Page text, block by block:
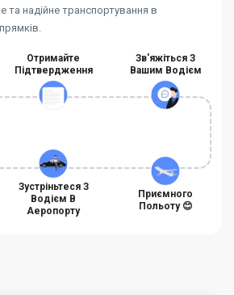
та надійне транспортування в
Отримайте
Підтвердження
Зв'яжіться З
Вашим Водієм
Зустріньтеся З
Водієм В
Аеропорту
Приємного
Польоту 😊